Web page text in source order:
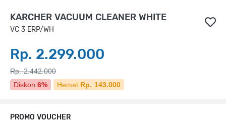
KARCHER VACUUM CLEANER WHITE
VC 3 ERP/WH
Rp. 2.299.000
Rp. 2.442.000
Diskon 6% Hemat Rp. 143.000
PROMO VOUCHER